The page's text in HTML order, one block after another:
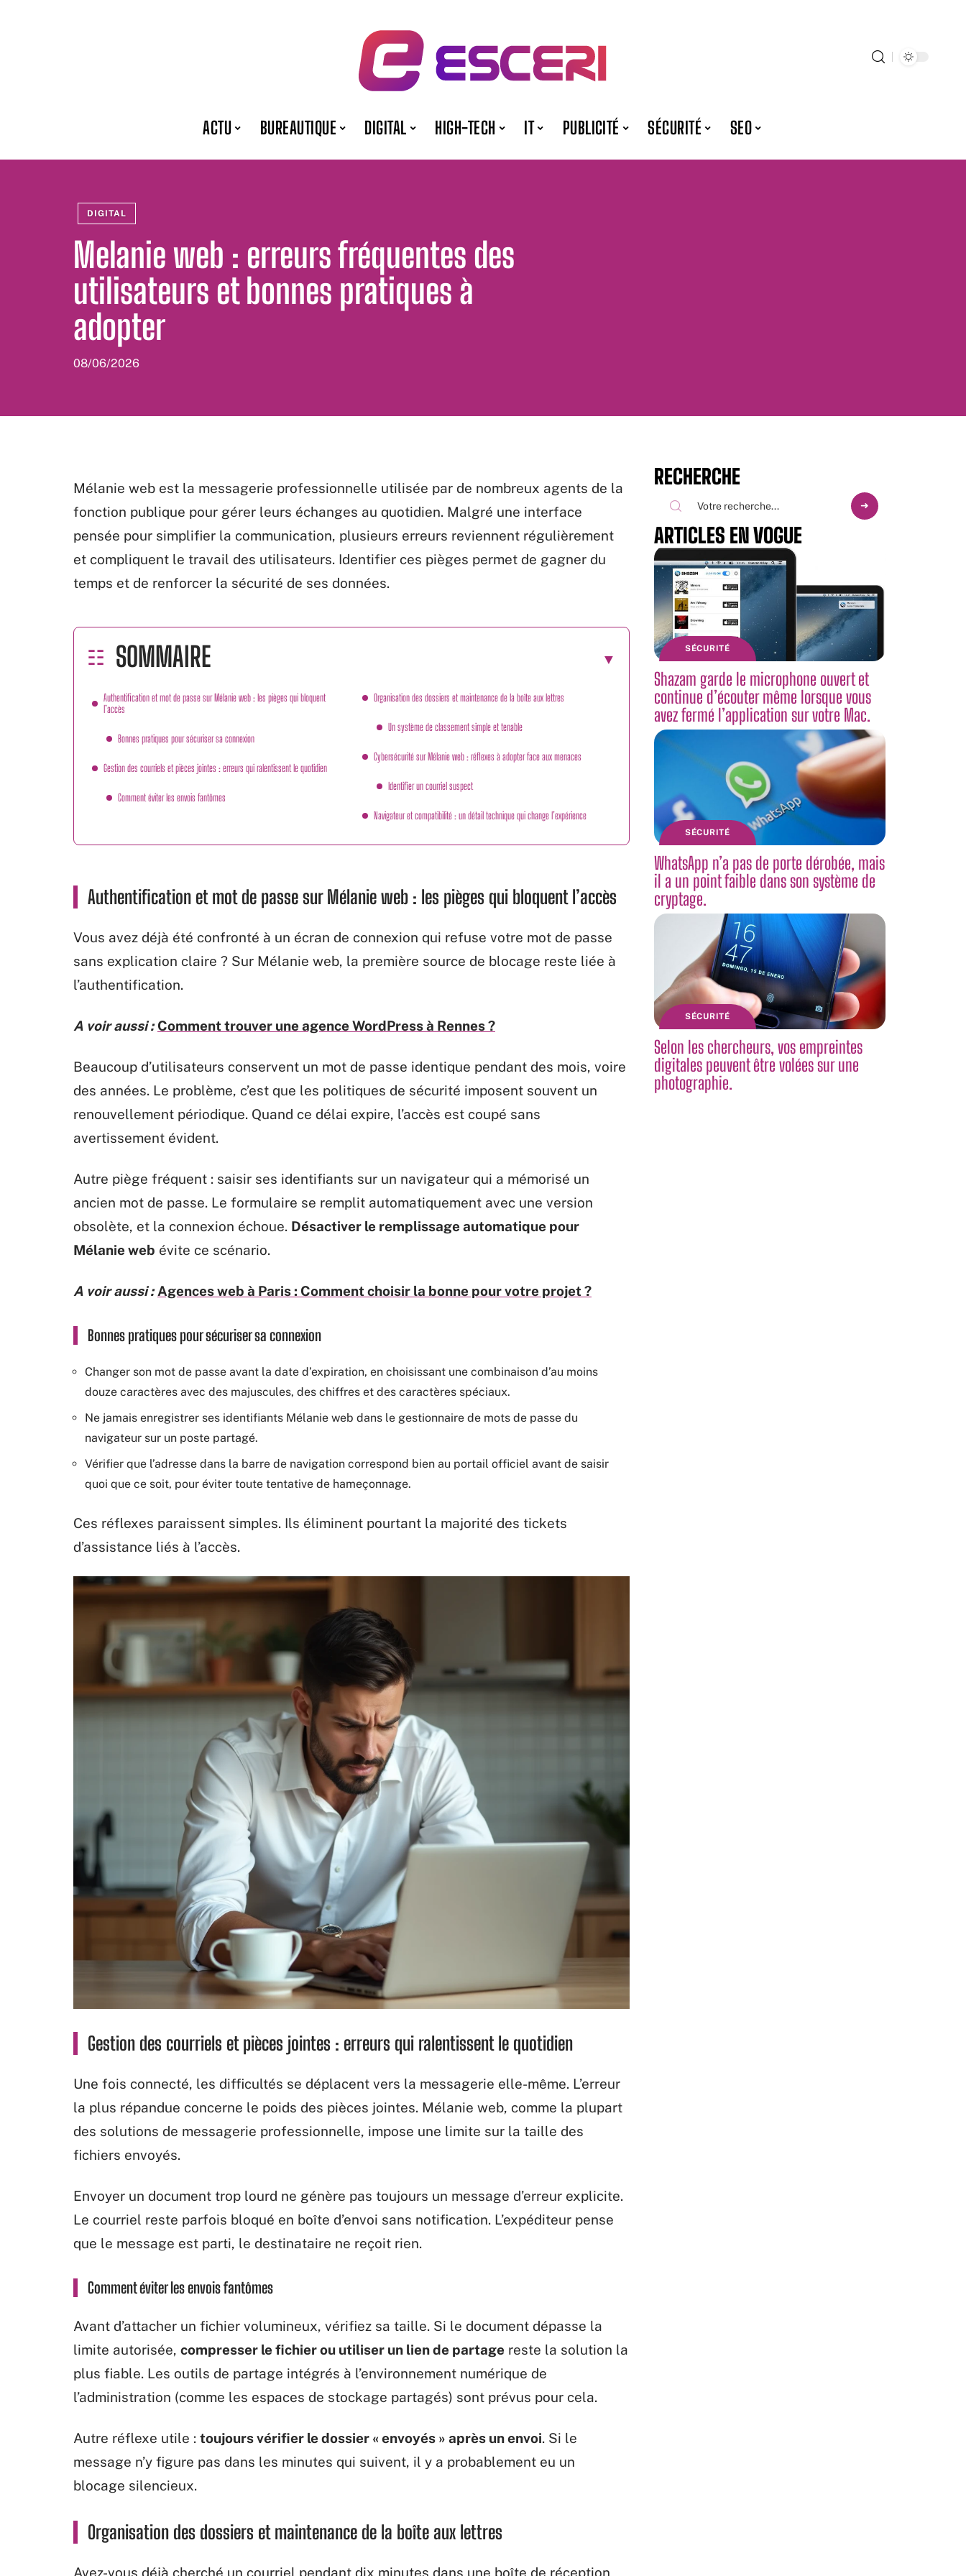
ACTU BUREAUTIQUE DIGITAL HIGH-TECH IT PUBLICITÉ SÉCURITÉ SEO
DIGITAL
Melanie web : erreurs fréquentes des
utilisateurs et bonnes pratiques à
adopter
08/06/2026
Mélanie web est la messagerie professionnelle utilisée par de nombreux agents de la
fonction publique pour gérer leurs échanges au quotidien. Malgré une interface
pensée pour simplifier la communication, plusieurs erreurs reviennent régulièrement
et compliquent le travail des utilisateurs. Identifier ces pièges permet de gagner du
temps et de renforcer la sécurité de ses données.
SOMMAIRE
Authentification et mot de passe sur Mélanie web : les pièges qui bloquent
l’accès
Bonnes pratiques pour sécuriser sa connexion
Gestion des courriels et pièces jointes : erreurs qui ralentissent le quotidien
Comment éviter les envois fantômes
Organisation des dossiers et maintenance de la boîte aux lettres
Un système de classement simple et tenable
Cybersécurité sur Mélanie web : réflexes à adopter face aux menaces
Identifier un courriel suspect
Navigateur et compatibilité : un détail technique qui change l’expérience
Authentification et mot de passe sur Mélanie web : les pièges qui bloquent l’accès
Vous avez déjà été confronté à un écran de connexion qui refuse votre mot de passe
sans explication claire ? Sur Mélanie web, la première source de blocage reste liée à
l’authentification.
A voir aussi : Comment trouver une agence WordPress à Rennes ?
Beaucoup d’utilisateurs conservent un mot de passe identique pendant des mois, voire
des années. Le problème, c’est que les politiques de sécurité imposent souvent un
renouvellement périodique. Quand ce délai expire, l’accès est coupé sans
avertissement évident.
Autre piège fréquent : saisir ses identifiants sur un navigateur qui a mémorisé un
ancien mot de passe. Le formulaire se remplit automatiquement avec une version
obsolète, et la connexion échoue. Désactiver le remplissage automatique pour
Mélanie web évite ce scénario.
A voir aussi : Agences web à Paris : Comment choisir la bonne pour votre projet ?
Bonnes pratiques pour sécuriser sa connexion
Changer son mot de passe avant la date d’expiration, en choisissant une combinaison d’au moins
douze caractères avec des majuscules, des chiffres et des caractères spéciaux.
Ne jamais enregistrer ses identifiants Mélanie web dans le gestionnaire de mots de passe du
navigateur sur un poste partagé.
Vérifier que l’adresse dans la barre de navigation correspond bien au portail officiel avant de saisir
quoi que ce soit, pour éviter toute tentative de hameçonnage.
Ces réflexes paraissent simples. Ils éliminent pourtant la majorité des tickets
d’assistance liés à l’accès.
Gestion des courriels et pièces jointes : erreurs qui ralentissent le quotidien
Une fois connecté, les difficultés se déplacent vers la messagerie elle-même. L’erreur
la plus répandue concerne le poids des pièces jointes. Mélanie web, comme la plupart
des solutions de messagerie professionnelle, impose une limite sur la taille des
fichiers envoyés.
Envoyer un document trop lourd ne génère pas toujours un message d’erreur explicite.
Le courriel reste parfois bloqué en boîte d’envoi sans notification. L’expéditeur pense
que le message est parti, le destinataire ne reçoit rien.
Comment éviter les envois fantômes
Avant d’attacher un fichier volumineux, vérifiez sa taille. Si le document dépasse la
limite autorisée, compresser le fichier ou utiliser un lien de partage reste la solution la
plus fiable. Les outils de partage intégrés à l’environnement numérique de
l’administration (comme les espaces de stockage partagés) sont prévus pour cela.
Autre réflexe utile : toujours vérifier le dossier « envoyés » après un envoi. Si le
message n’y figure pas dans les minutes qui suivent, il y a probablement eu un
blocage silencieux.
Organisation des dossiers et maintenance de la boîte aux lettres
Avez-vous déjà cherché un courriel pendant dix minutes dans une boîte de réception
RECHERCHE
ARTICLES EN VOGUE
SÉCURITÉ
Shazam garde le microphone ouvert et
continue d’écouter même lorsque vous
avez fermé l’application sur votre Mac.
SÉCURITÉ
WhatsApp n’a pas de porte dérobée, mais
il a un point faible dans son système de
cryptage.
SÉCURITÉ
Selon les chercheurs, vos empreintes
digitales peuvent être volées sur une
photographie.